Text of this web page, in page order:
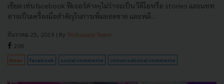
เชียล เช่น facebook ฟีเจอร์ต่างๆไม่ว่าจะเป็น วีดีโอหรือ stories และแชท
อาจเป็นเครื่องมือสำคัญในการเพิ่มยอดขาย และพลิ...
ธันวาคม 25, 2019 | By Techsauce Team
208
News facebook social-commerce conversational-commerce